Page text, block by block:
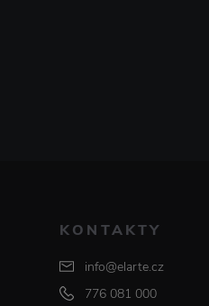
KONTAKTY
info@elarte.cz
776 081 000